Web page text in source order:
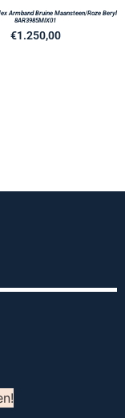
Armband Bruine Maansteen/Roze Beryl
8AR3985MIX01
€1.250,00